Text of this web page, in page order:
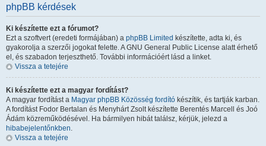
phpBB kérdések
Ki készítette ezt a fórumot?
Ezt a szoftvert (eredeti formájában) a phpBB Limited készítette, adta ki, és
gyakorolja a szerzői jogokat felette. A GNU General Public License alatt érhető
el, és szabadon terjeszthető. További információért lásd a linket.
Vissza a tetejére
Ki készítette ezt a magyar fordítást?
A magyar fordítást a Magyar phpBB Közösség fordító készítik, és tartják karban.
A fordítást Fodor Bertalan és Menyhárt Zsolt készítette Berentés Marcell és Joó
Ádám közreműködésével. Ha bármilyen hibát találsz, kérjük, jelezd a
hibabejelentőnkben.
Vissza a tetejére